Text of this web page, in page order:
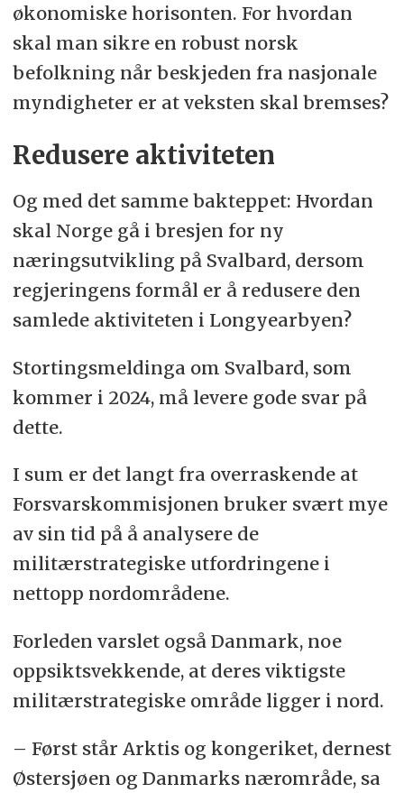
økonomiske horisonten. For hvordan
skal man sikre en robust norsk
befolkning når beskjeden fra nasjonale
myndigheter er at veksten skal bremses?
Redusere aktiviteten
Og med det samme bakteppet: Hvordan
skal Norge gå i bresjen for ny
næringsutvikling på Svalbard, dersom
regjeringens formål er å redusere den
samlede aktiviteten i Longyearbyen?
Stortingsmeldinga om Svalbard, som
kommer i 2024, må levere gode svar på
dette.
I sum er det langt fra overraskende at
Forsvarskommisjonen bruker svært mye
av sin tid på å analysere de
militærstrategiske utfordringene i
nettopp nordområdene.
Forleden varslet også Danmark, noe
oppsiktsvekkende, at deres viktigste
militærstrategiske område ligger i nord.
– Først står Arktis og kongeriket, dernest
Østersjøen og Danmarks nærområde, sa